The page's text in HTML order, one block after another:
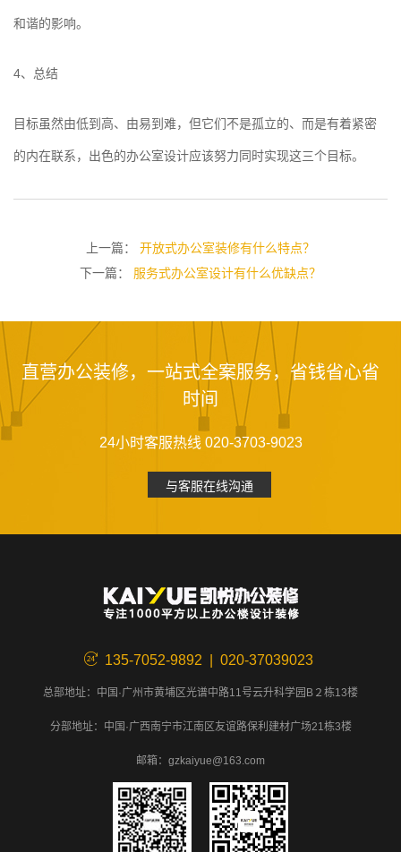
和谐的影响。
4、总结
目标虽然由低到高、由易到难，但它们不是孤立的、而是有着紧密
的内在联系，出色的办公室设计应该努力同时实现这三个目标。
上一篇： 开放式办公室装修有什么特点？
下一篇： 服务式办公室设计有什么优缺点？
直营办公装修，一站式全案服务，省钱省心省
时间
24小时客服热线 020-3703-9023
与客服在线沟通
135-7052-9892 | 020-37039023
总部地址：中国·广州市黄埔区光谱中路11号云升科学园B２栋13楼
分部地址：中国·广西南宁市江南区友谊路保利建材广场21栋3楼
邮箱：gzkaiyue@163.com